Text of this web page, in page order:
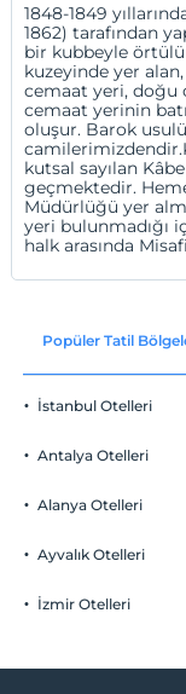
1848-1849
1862) tarafından
bir kubbeyle
kuzeyinde yer
cemaat yeri, doğu
cemaat yerinin
oluşur. Barok
kutsal sayılan
geçmektedir.
Müdürlüğü yer
yeri bulunmadığı
halk arasında
Popüler Tatil
İstanbul Otelleri
Antalya Otelleri
Alanya Otelleri
Ayvalık Otelleri
İzmir Otelleri